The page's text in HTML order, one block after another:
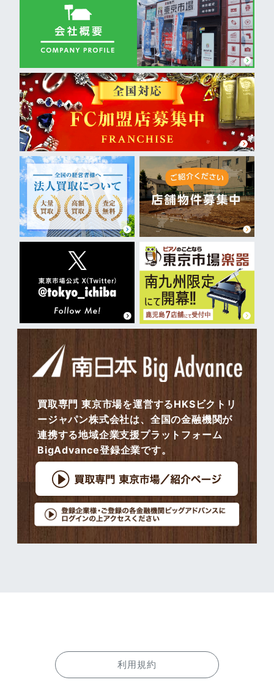
買取専門 東京市場を運営するHKSビクトリ
ージャパン株式会社は、全国の金融機関が
連携する地域企業支援プラットフォーム
BigAdvance登録企業です。
利用規約